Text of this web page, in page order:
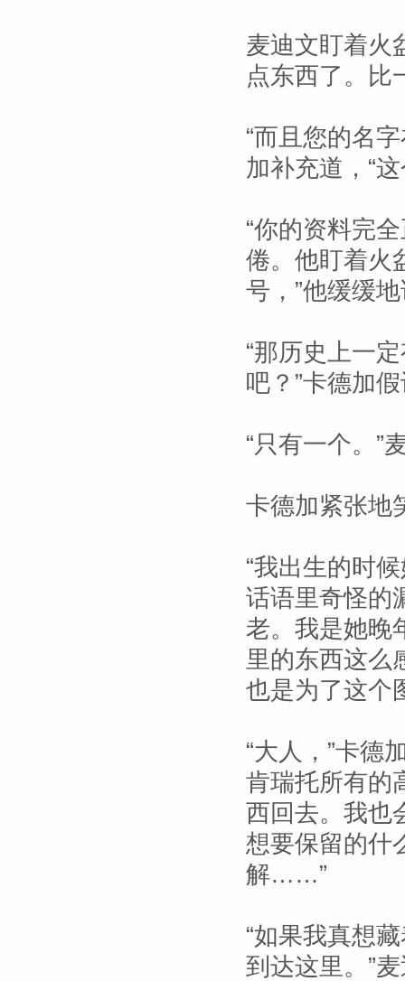
麦迪文盯着火
点东西了。比
“而且您的名
加补充道，“
“你的资料完
倦。他盯着火
号，”他缓缓
“那历史上一
吧？”卡德加
“只有一个。”
卡德加紧张地
“我出生的时
话语里奇怪的
老。我是她晚
里的东西这么
也是为了这个
“大人，”卡德
肯瑞托所有的
西回去。我也
想要保留的什
解……”
“如果我真想
到达这里。”